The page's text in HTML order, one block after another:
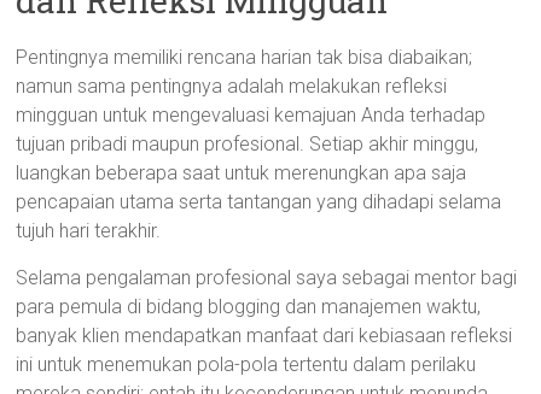
Pentingnya memiliki rencana harian tak bisa diabaikan;
namun sama pentingnya adalah melakukan refleksi
mingguan untuk mengevaluasi kemajuan Anda terhadap
tujuan pribadi maupun profesional. Setiap akhir minggu,
luangkan beberapa saat untuk merenungkan apa saja
pencapaian utama serta tantangan yang dihadapi selama
tujuh hari terakhir.
Selama pengalaman profesional saya sebagai mentor bagi
para pemula di bidang blogging dan manajemen waktu,
banyak klien mendapatkan manfaat dari kebiasaan refleksi
ini untuk menemukan pola-pola tertentu dalam perilaku